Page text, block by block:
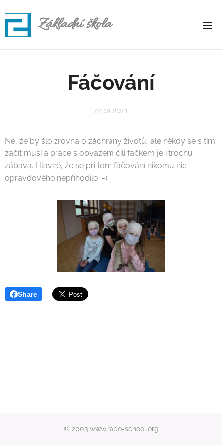
Základní škola
Fáčování
22.01.2021
Ne, že by šlo zrovna o záchrany životů, ale někdy se s tím
začít musí a práce s obvazem čili fáčkem je i trochu
zábava. Hlavně, že se při tom fáčování nikomu nic
opravdového nepřihodilo :-)
Share
© 2003 www.rapo-school.org